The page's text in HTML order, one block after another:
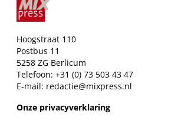
Hoogstraat 110
Postbus 11
5258 ZG Berlicum
Telefoon: +31 (0) 73 503 43 47
E-mail: redactie@mixpress.nl
Onze privacyverklaring